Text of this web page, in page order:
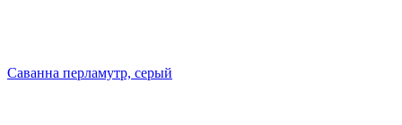
Саванна перламутр, серый